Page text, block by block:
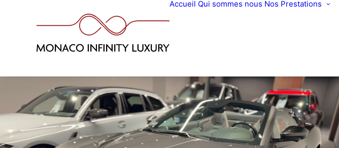
Accueil Qui sommes nous Nos Prestations